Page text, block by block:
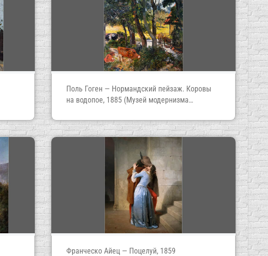
Поль Гоген — Нормандский пейзаж. Коровы
на водопое, 1885 (Музей модернизма
Франческо Айец — Поцелуй, 1859